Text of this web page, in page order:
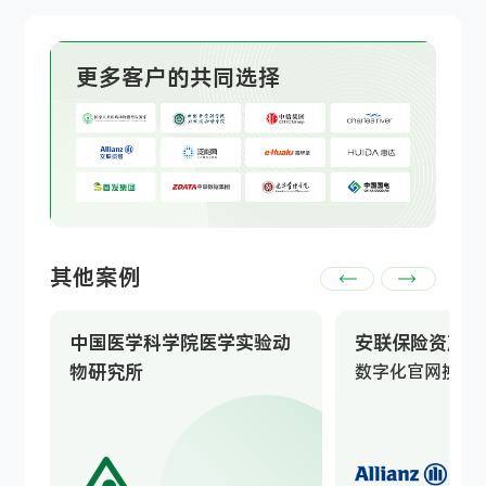
更多客户的共同选择
其他案例
中国医学科学院医学实验动
物研究所
安联保险资产
数字化官网换新